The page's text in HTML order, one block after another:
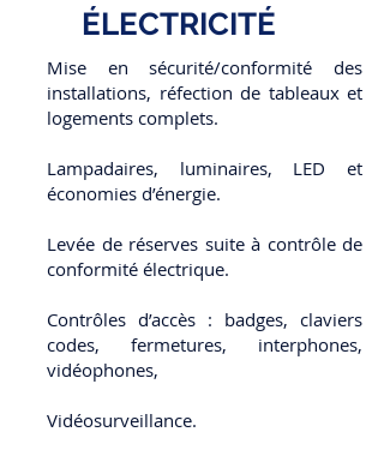
ÉLECTRICITÉ
Mise en sécurité/conformité des
installations, réfection de tableaux et
logements complets.
Lampadaires, luminaires, LED et
économies d’énergie.
Levée de réserves suite à contrôle de
conformité électrique.
Contrôles d’accès : badges, claviers
codes, fermetures, interphones,
vidéophones,
Vidéosurveillance.